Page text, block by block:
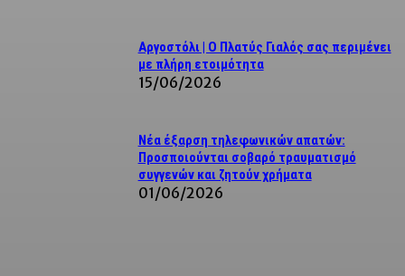
Αργοστόλι | Ο Πλατύς Γιαλός σας περιμένει
με πλήρη ετοιμότητα
15/06/2026
Νέα έξαρση τηλεφωνικών απατών:
Προσποιούνται σοβαρό τραυματισμό
συγγενών και ζητούν χρήματα
01/06/2026